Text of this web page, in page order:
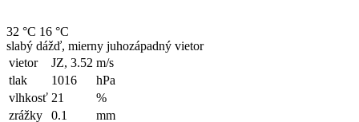
32 °C 16 °C
slabý dážď, mierny juhozápadný vietor
vietor
JZ, 3.52 m/s
tlak
1016
hPa
vlhkosť 21
%
zrážky
0.1
mm